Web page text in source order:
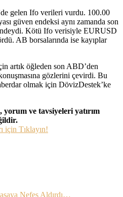
gelen Ifo verileri vurdu. 100.00
güven endeksi aynı zamanda son
Kötü Ifo verisiyle EURUSD
AB borsalarında ise kayıplar
artık öğleden son ABD’den
gözlerini çevirdi. Bu
olmak için DövizDestek’ke
ve tavsiyeleri yatırım
için Tıklayın!
Nefes Aldırdı…